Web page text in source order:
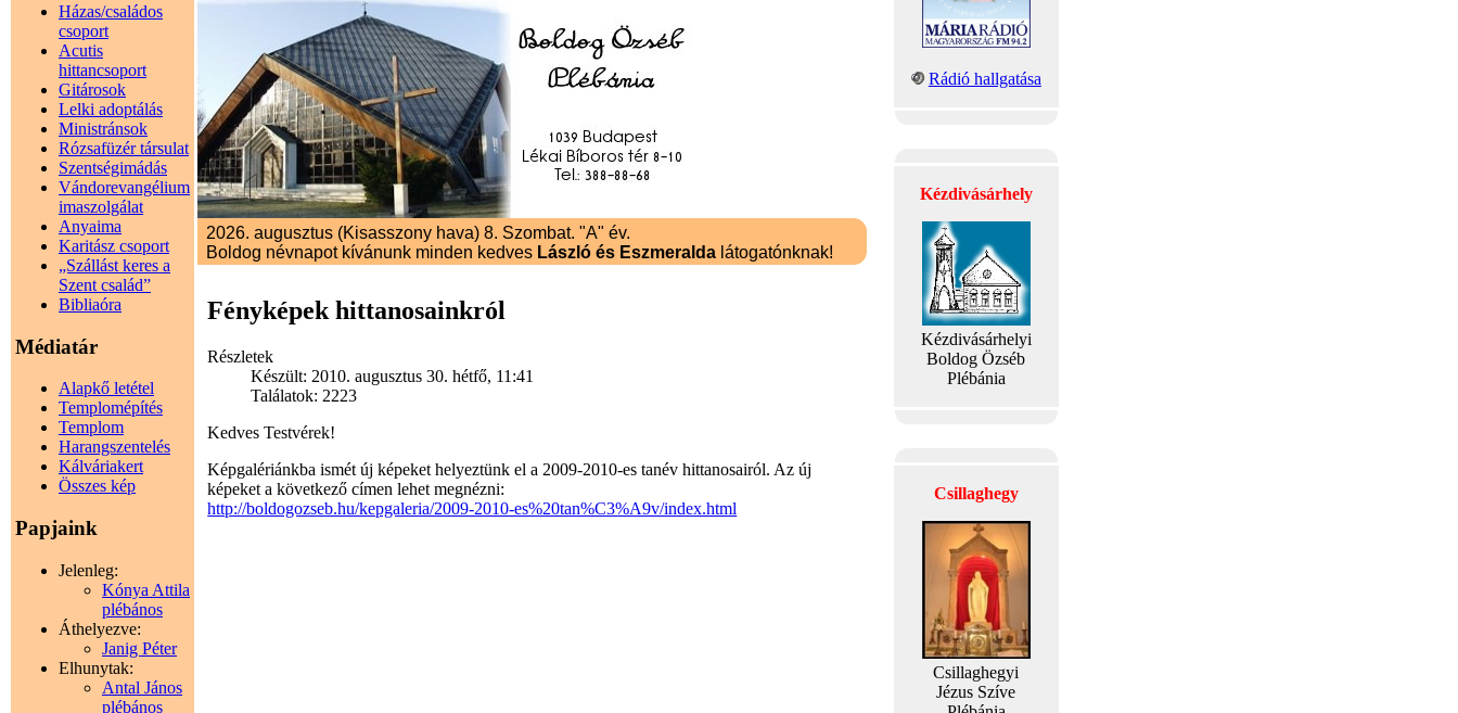
Házas/családos
csoport
Acutis
hittancsoport
Gitárosok
Lelki adoptálás
Ministránsok
Rózsafüzér társulat
Szentségimádás
Vándorevangélium
imaszolgálat
Anyaima
Karitász csoport
„Szállást keres a
Szent család”
Bibliaóra
Médiatár
Alapkő letétel
Templomépítés
Templom
Harangszentelés
Kálváriakert
Összes kép
Papjaink
Jelenleg:
Kónya Attila
plébános
Áthelyezve:
Janig Péter
Elhunytak:
Antal János
plébános
2026. augusztus (Kisasszony hava) 8. Szombat. "A" év.
Boldog névnapot kívánunk minden kedves László és Eszmeralda látogatónknak!
Fényképek hittanosainkról
Részletek
Készült: 2010. augusztus 30. hétfő, 11:41
Találatok: 2223
Kedves Testvérek!
Képgalériánkba ismét új képeket helyeztünk el a 2009-2010-es tanév hittanosairól. Az új
képeket a következő címen lehet megnézni:
http://boldogozseb.hu/kepgaleria/2009-2010-es%20tan%C3%A9v/index.html
Rádió hallgatása
Kézdivásárhely
Kézdivásárhelyi
Boldog Özséb
Plébánia
Csillaghegy
Csillaghegyi
Jézus Szíve